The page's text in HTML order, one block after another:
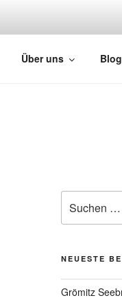
Über uns Blog
NEUESTE
Grömitz